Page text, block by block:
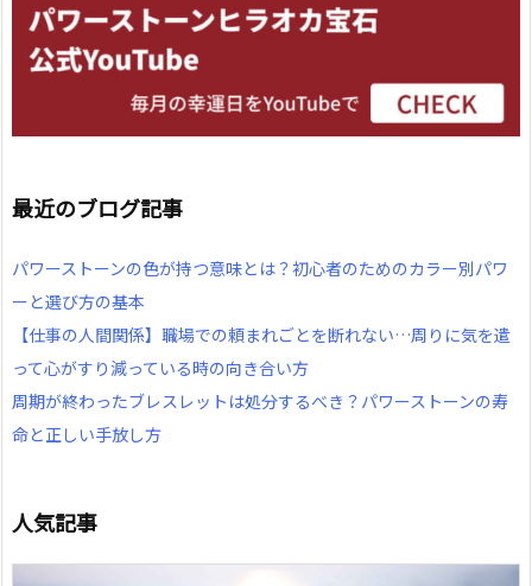
最近のブログ記事
パワーストーンの色が持つ意味とは？初心者のためのカラー別パワ
ーと選び方の基本
【仕事の人間関係】職場での頼まれごとを断れない…周りに気を遣
って心がすり減っている時の向き合い方
周期が終わったブレスレットは処分するべき？パワーストーンの寿
命と正しい手放し方
人気記事